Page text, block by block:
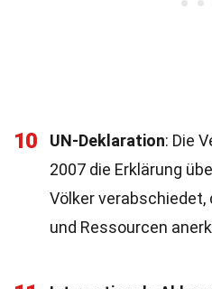
10 UN-Deklaration: Die
2007 die Erklärung
Völker verabschiedet,
und Ressourcen